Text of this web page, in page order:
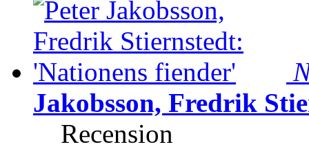
Jakobsson, Fredrik
Recension